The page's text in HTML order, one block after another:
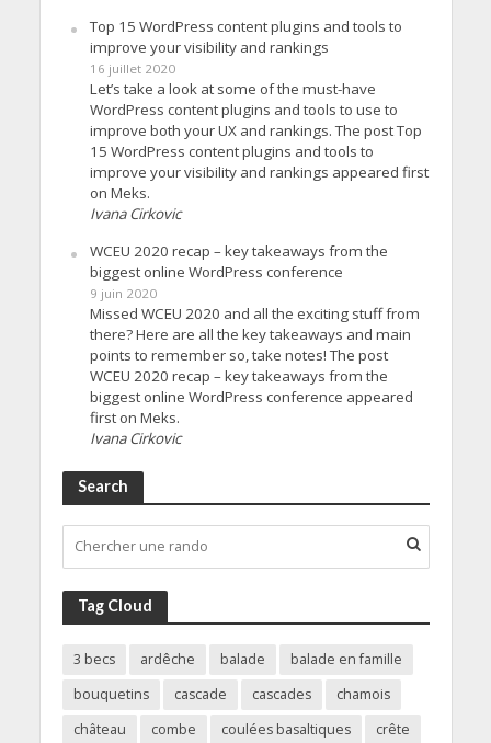
Top 15 WordPress content plugins and tools to
improve your visibility and rankings
16 juillet 2020
Let’s take a look at some of the must-have
WordPress content plugins and tools to use to
improve both your UX and rankings. The post Top
15 WordPress content plugins and tools to
improve your visibility and rankings appeared first
on Meks.
Ivana Cirkovic
WCEU 2020 recap – key takeaways from the
biggest online WordPress conference
9 juin 2020
Missed WCEU 2020 and all the exciting stuff from
there? Here are all the key takeaways and main
points to remember so, take notes! The post
WCEU 2020 recap – key takeaways from the
biggest online WordPress conference appeared
first on Meks.
Ivana Cirkovic
Search
Tag Cloud
3 becs ardêche balade
balade en famille
bouquetins
cascade cascades
chamois
château
combe coulées basaltiques
crête